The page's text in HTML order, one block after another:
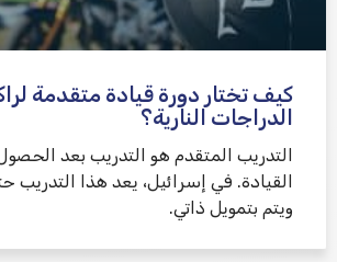
كيف تختار دورة قيادة متقدمة
الدراجات النارية؟
التدريب المتقدم هو التدريب بعد
القيادة. في إسرائيل، يعد هذا التدريب
ويتم بتمويل ذاتي.